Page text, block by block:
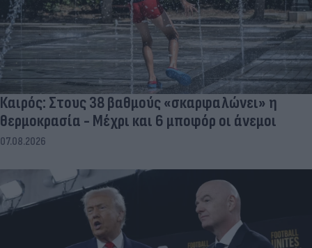
Καιρός: Στους 38 βαθμούς «σκαρφαλώνει» η
θερμοκρασία - Μέχρι και 6 μποφόρ οι άνεμοι
07.08.2026